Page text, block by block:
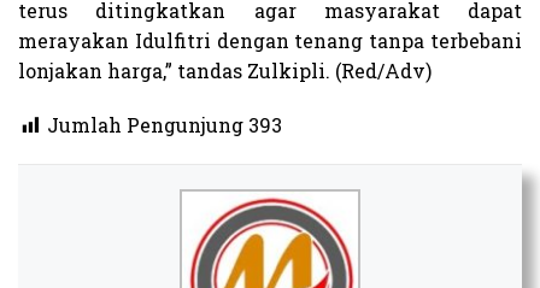
terus ditingkatkan agar masyarakat dapat
merayakan Idulfitri dengan tenang tanpa terbebani
lonjakan harga,” tandas Zulkipli. (Red/Adv)
Jumlah Pengunjung 393